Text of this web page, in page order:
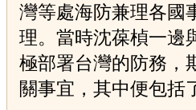
灣等處海防兼理各國
理。當時沈葆楨一邊
極部署台灣的防務，
關事宜，其中便包括